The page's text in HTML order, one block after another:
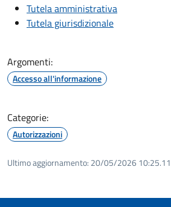
Tutela amministrativa
Tutela giurisdizionale
Argomenti:
Accesso all'informazione
Categorie:
Autorizzazioni
Ultimo aggiornamento: 20/05/2026 10:25.11